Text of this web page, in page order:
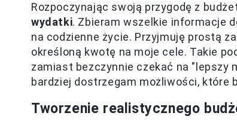
Rozpoczynając swoją przygodę z
wydatki. Zbieram wszelkie informacje
na codzienne życie. Przyjmuję prostą
określoną kwotę na moje cele. Takie
zamiast bezczynnie czekać na "lepszy
bardziej dostrzegam możliwości, które
Tworzenie realistycznego